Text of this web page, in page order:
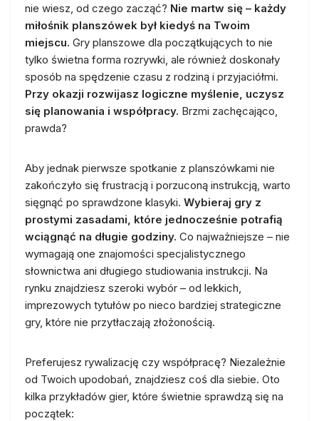
nie wiesz, od czego zacząć? Nie martw się – każdy
miłośnik planszówek był kiedyś na Twoim
miejscu. Gry planszowe dla początkujących to nie
tylko świetna forma rozrywki, ale również doskonały
sposób na spędzenie czasu z rodziną i przyjaciółmi.
Przy okazji rozwijasz logiczne myślenie, uczysz
się planowania i współpracy. Brzmi zachęcająco,
prawda?
Aby jednak pierwsze spotkanie z planszówkami nie
zakończyło się frustracją i porzuconą instrukcją, warto
sięgnąć po sprawdzone klasyki. Wybieraj gry z
prostymi zasadami, które jednocześnie potrafią
wciągnąć na długie godziny. Co najważniejsze – nie
wymagają one znajomości specjalistycznego
słownictwa ani długiego studiowania instrukcji. Na
rynku znajdziesz szeroki wybór – od lekkich,
imprezowych tytułów po nieco bardziej strategiczne
gry, które nie przytłaczają złożonością.
Preferujesz rywalizację czy współpracę? Niezależnie
od Twoich upodobań, znajdziesz coś dla siebie. Oto
kilka przykładów gier, które świetnie sprawdzą się na
początek: